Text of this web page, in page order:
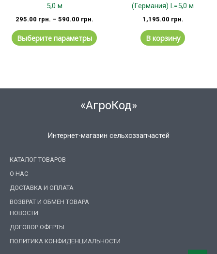
5,0 м
295.00 грн. – 590.00 грн.
Выберите параметры
(Германия) L=5,0 м
1,195.00 грн.
В корзину
«АгроКод»
Интернет-магазин сельхоззапчастей
КАТАЛОГ ТОВАРОВ
О НАС
ДОСТАВКА И ОПЛАТА
ВОЗВРАТ И ОБМЕН ТОВАРА
НОВОСТИ
ДОГОВОР ОФЕРТЫ
ПОЛИТИКА КОНФИДЕНЦИАЛЬНОСТИ